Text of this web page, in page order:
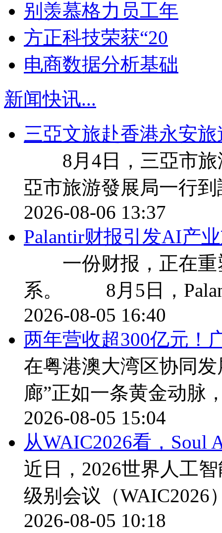
别羡慕格力员工年
方正科技荣获“20
电商数据分析基础
新闻快讯...
三亞文旅赴香港永安
8月4日，三亞市旅
亞市旅游發展局一行
2026-08-06 13:37
Palantir财报引发AI产
一份财报，正在重
系。 8月5日，
2026-08-05 16:40
两年营收超300亿元！
在粤港澳大湾区协同
廊”正如一条黄金动脉
2026-08-05 15:04
从WAIC2026看，Soul
近日，2026世界人工
级别会议（WAIC2026
2026-08-05 10:18